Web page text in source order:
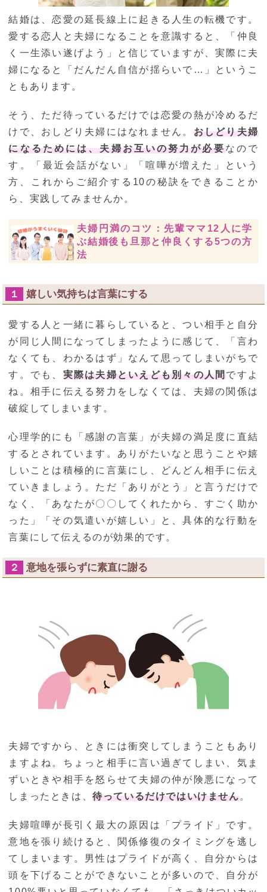
結婚は、恋愛の延長線上に起きる人生の転機です。
愛する恋人と夫婦になることを意識すると、「仲良
く一生添い遂げよう」と信じていますが、実際に夫
婦になると「だんだん自信が揺らいで…」というこ
ともあります。
そう、ただ待っているだけでは恋愛の熱が冷めるだ
けで、おしどり夫婦にはなれません。 おしどり夫婦
になるためには、夫婦お互いの努力が必要なので
す。「最近会話がない」「喧嘩が増えた」という
方、これからご紹介する10の秘訣をできることか
ら、実践してみませんか。
夫婦円満のコツ：先輩ママ12人に学
ぶ結婚後も旦那と仲良くする5つの方
法
１ 嬉しい気持ちは言葉にする
愛する人と一緒に暮らしていると、つい相手と自分
が同じ人間になってしまったように感じて、「言わ
なくても、わかるはず」なんて思ってしまいがちで
す。でも、 実際は夫婦といえども別々の人間ですよ
ね。相手に伝える努力をしなくては、夫婦の関係は
破綻してしまいます。
心理学的にも「感謝の言葉」が夫婦の満足度に直結
するとされています。ありがたいなと思うことや嬉
しいことは積極的に言葉にし、どんどん相手に伝え
ていきましょう。ただ「ありがとう」と言うだけで
なく、「あなたが〇〇してくれたから、すごく助か
った」「その気遣いが嬉しい」と、具体的な行動を
言葉にして伝えるのが効果的です。
２ 意地を張らずに素直に謝る
夫婦ですから、ときには衝突してしまうこともあり
ますよね。ちょっと相手に言い過ぎてしまい、気ま
ずいときや相手を怒らせて夫婦の仲が険悪になって
しまったときは、待っているだけではいけません。
夫婦喧嘩が長引く最大の原因は「プライド」です。
意地を張り続けると、関係修復のタイミングを逃し
てしまいます。男性はプライドが高く、自分からは
頭を下げることができないことが多いので、自分が